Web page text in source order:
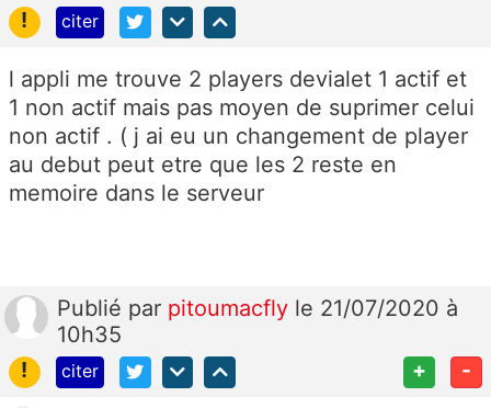
!
citer
l appli me trouve 2 players devialet 1 actif et
1 non actif mais pas moyen de suprimer celui
non actif . ( j ai eu un changement de player
au debut peut etre que les 2 reste en
memoire dans le serveur
Publié par pitoumacfly le 21/07/2020 à
10h35
!
citer + -